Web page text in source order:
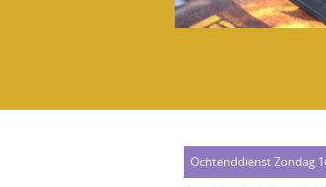
Ochtenddienst Zondag